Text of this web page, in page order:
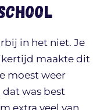
in het niet. Je
maakte dit
moest weer
was best